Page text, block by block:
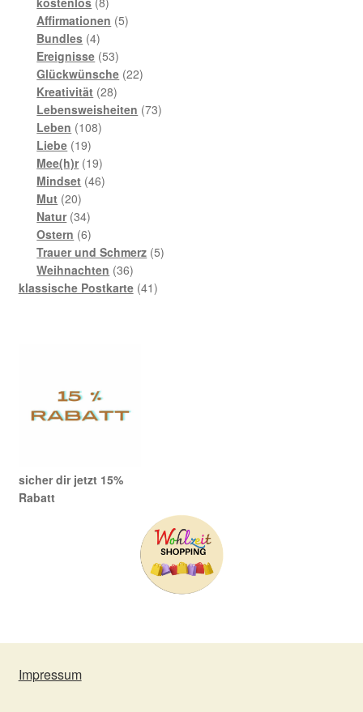
Produkte
Affirmationen 55
Bundles 44
Produkte
Ereignisse 5353
Produkte
Glückwünsche 2222
Kreativität 2828
Produkte
Lebensweisheiten 7373
Leben 108108
Liebe 1919
Produkte
Mee(h)r 1919
Produkte
Mindset 4646
Mut 2020
Produkte
Natur 3434
Produkte
Ostern 66
Produkte
Trauer und Schmerz 55
Weihnachten 3636
Produkte
klassische Postkarte 4141
sicher dir jetzt 15%
Rabatt
Impressum